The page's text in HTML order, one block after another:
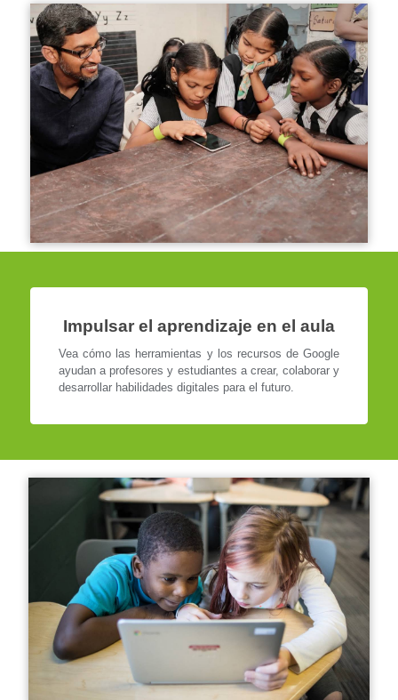
Impulsar el aprendizaje en el aula
Vea cómo las herramientas y los recursos de Google
ayudan a profesores y estudiantes a crear, colaborar y
desarrollar habilidades digitales para el futuro.